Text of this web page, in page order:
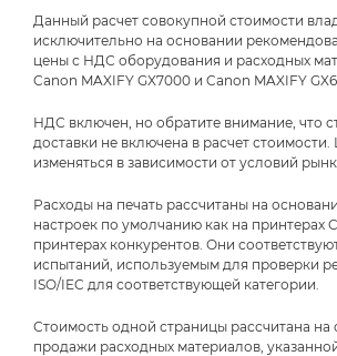
Данный расчет совокупной стоимости
исключительно на основании
цены с НДС оборудования и расходных
Canon MAXIFY GX7000 и Canon MAXIFY
НДС включен, но обратите внимание, что
доставки не включена в расчет
изменяться в зависимости от условий
Расходы на печать рассчитаны на
настроек по умолчанию как на принтерах
принтерах конкурентов. Они
испытаний, используемым для проверки
ISO/IEC для соответствующей категории.
Стоимость одной страницы рассчитана на
продажи расходных материалов,